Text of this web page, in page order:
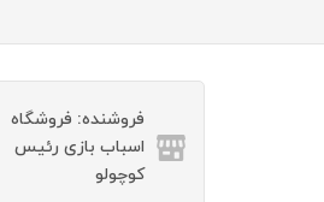
فروشنده: فروشگاه
اسباب بازی رئیس
کوچولو